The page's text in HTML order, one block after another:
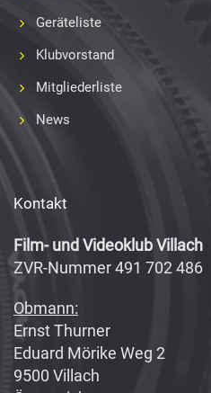
Geräteliste
Klubvorstand
Mitgliederliste
News
Kontakt
Film- und Videoklub Villach
ZVR-Nummer 491 702 486
Obmann:
Ernst Thurner
Eduard Mörike Weg 2
9500 Villach